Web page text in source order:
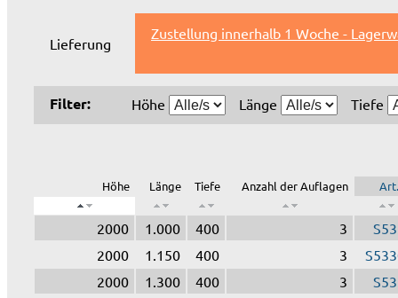
Lieferung
Zustellung innerhalb 1 Woche -
Filter: Höhe Länge Tiefe
Höhe Länge Tiefe Anzahl der Auflagen
2000 1.000 400 3
2000
1.150 400 3
2000
1.300 400 3